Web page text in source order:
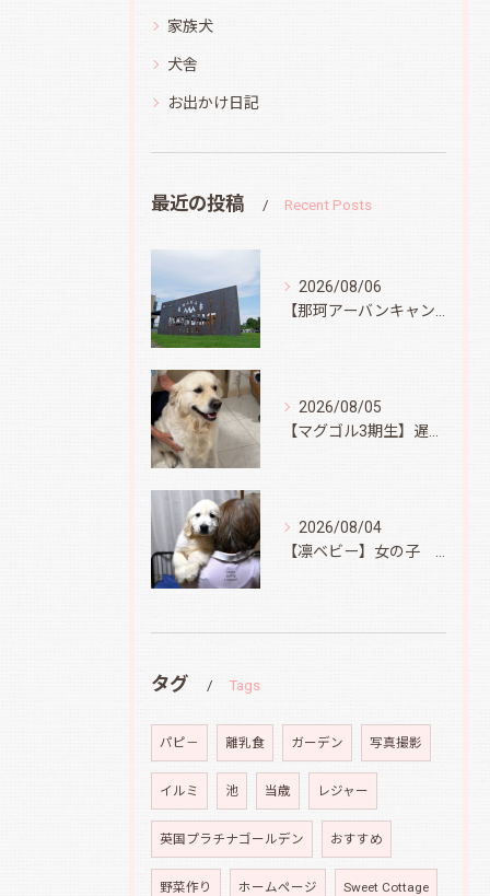
家族犬
犬舎
お出かけ日記
最近の投稿 Recent Posts
2026/08/06
2026/08/05
2026/08/04
タグ Tags
パピ－ 離乳食 ガーデン 写真撮影
イルミ 池 当歳 レジャー
英国プラチナゴールデン おすすめ
野菜作り ホームページ Sweet Cottage